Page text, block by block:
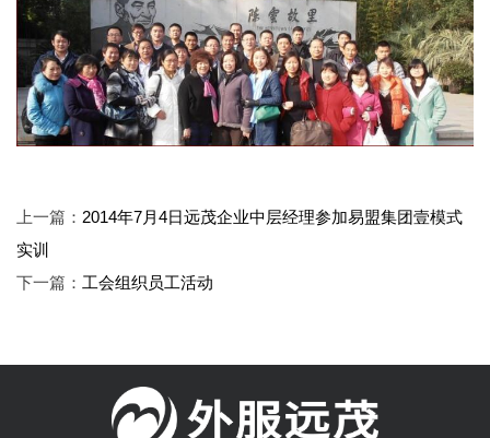
上一篇： 2014年7月4日远茂企业中层经理参加易盟集团壹模式
实训
下一篇： 工会组织员工活动